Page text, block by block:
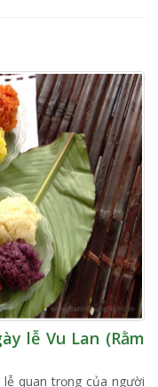
lễ Vu Lan (Rằm
quan trọng của người